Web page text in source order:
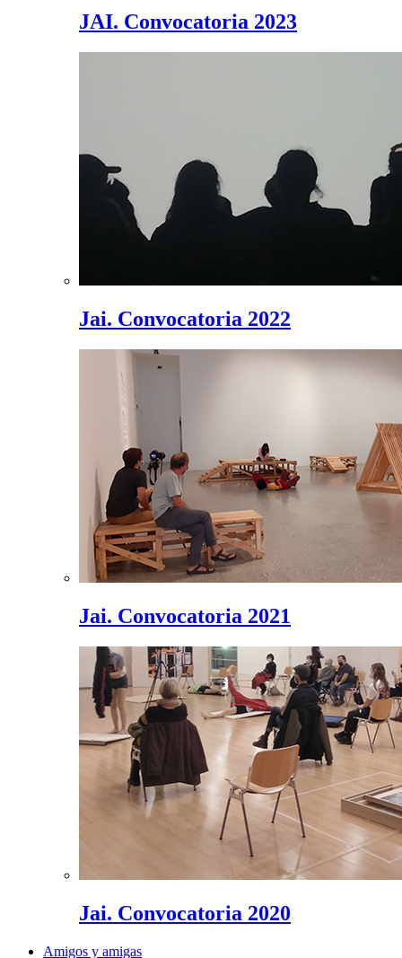
JAI. Convocatoria 2023
Jai. Convocatoria 2022
Jai. Convocatoria 2021
Jai. Convocatoria 2020
Amigos y amigas